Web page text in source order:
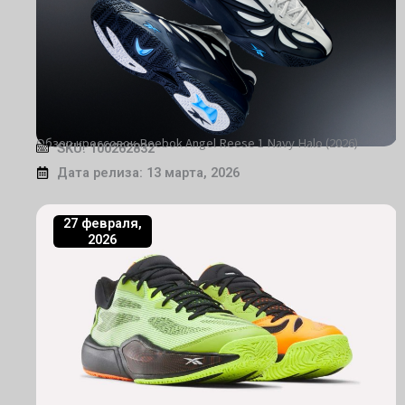
Обзор кроссовок Reebok Angel Reese 1 Navy Halo (2026)
SKU: 100262832
Дата релиза: 13 марта, 2026
27 февраля,
2026